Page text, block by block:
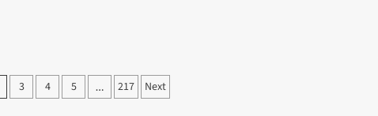
3 4 5 … 217 Next